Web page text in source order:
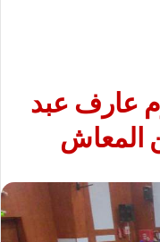
عارف عبد
المعاش